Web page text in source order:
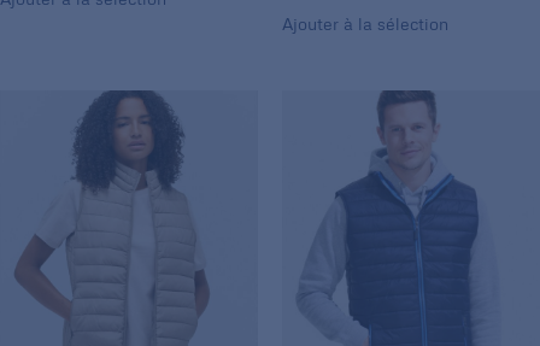
Ajouter à la sélection